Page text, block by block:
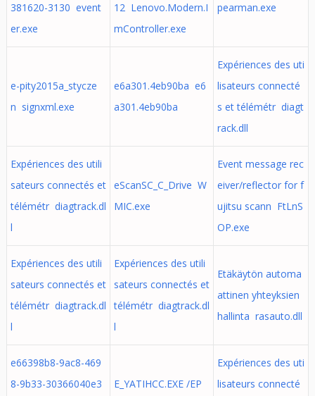
381620-3130 event
er.exe
12 Lenovo.Modern.I
mController.exe
pearman.exe
e-pity2015a_stycze
n signxml.exe
e6a301.4eb90ba e6
a301.4eb90ba
Expériences des uti
lisateurs connecté
s et télémétr diagt
rack.dll
Expériences des utili
sateurs connectés et
télémétr diagtrack.dl
l
eScanSC_C_Drive W
MIC.exe
Event message rec
eiver/reflector for f
ujitsu scann FtLnS
OP.exe
Expériences des utili
sateurs connectés et
télémétr diagtrack.dl
l
Expériences des utili
sateurs connectés et
télémétr diagtrack.dl
l
Etäkäytön automa
attinen yhteyksien
hallinta rasauto.dll
e66398b8-9ac8-469
8-9b33-30366040e3
E_YATIHCC.EXE /EP
Expériences des uti
lisateurs connecté